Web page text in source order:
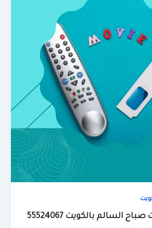
السالم بالكويت 55524067